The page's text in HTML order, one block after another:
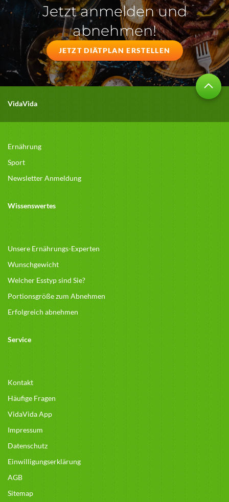
Jetzt anmelden und
abnehmen!
JETZT DIÄTPLAN ERSTELLEN
VidaVida
Ernährung
Sport
Newsletter Anmeldung
Wissenswertes
Unsere Ernährungs-Experten
Wunschgewicht
Welcher Esstyp sind Sie?
Portionsgröße zum Abnehmen
Erfolgreich abnehmen
Service
Kontakt
Häufige Fragen
VidaVida App
Impressum
Datenschutz
Einwilligungserklärung
AGB
Sitemap